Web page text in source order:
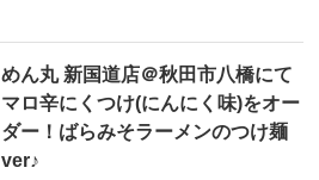
めん丸 新国道店＠秋田市八橋にて
マロ辛にくつけ(にんにく味)をオー
ダー！ばらみそラーメンのつけ麺
ver♪